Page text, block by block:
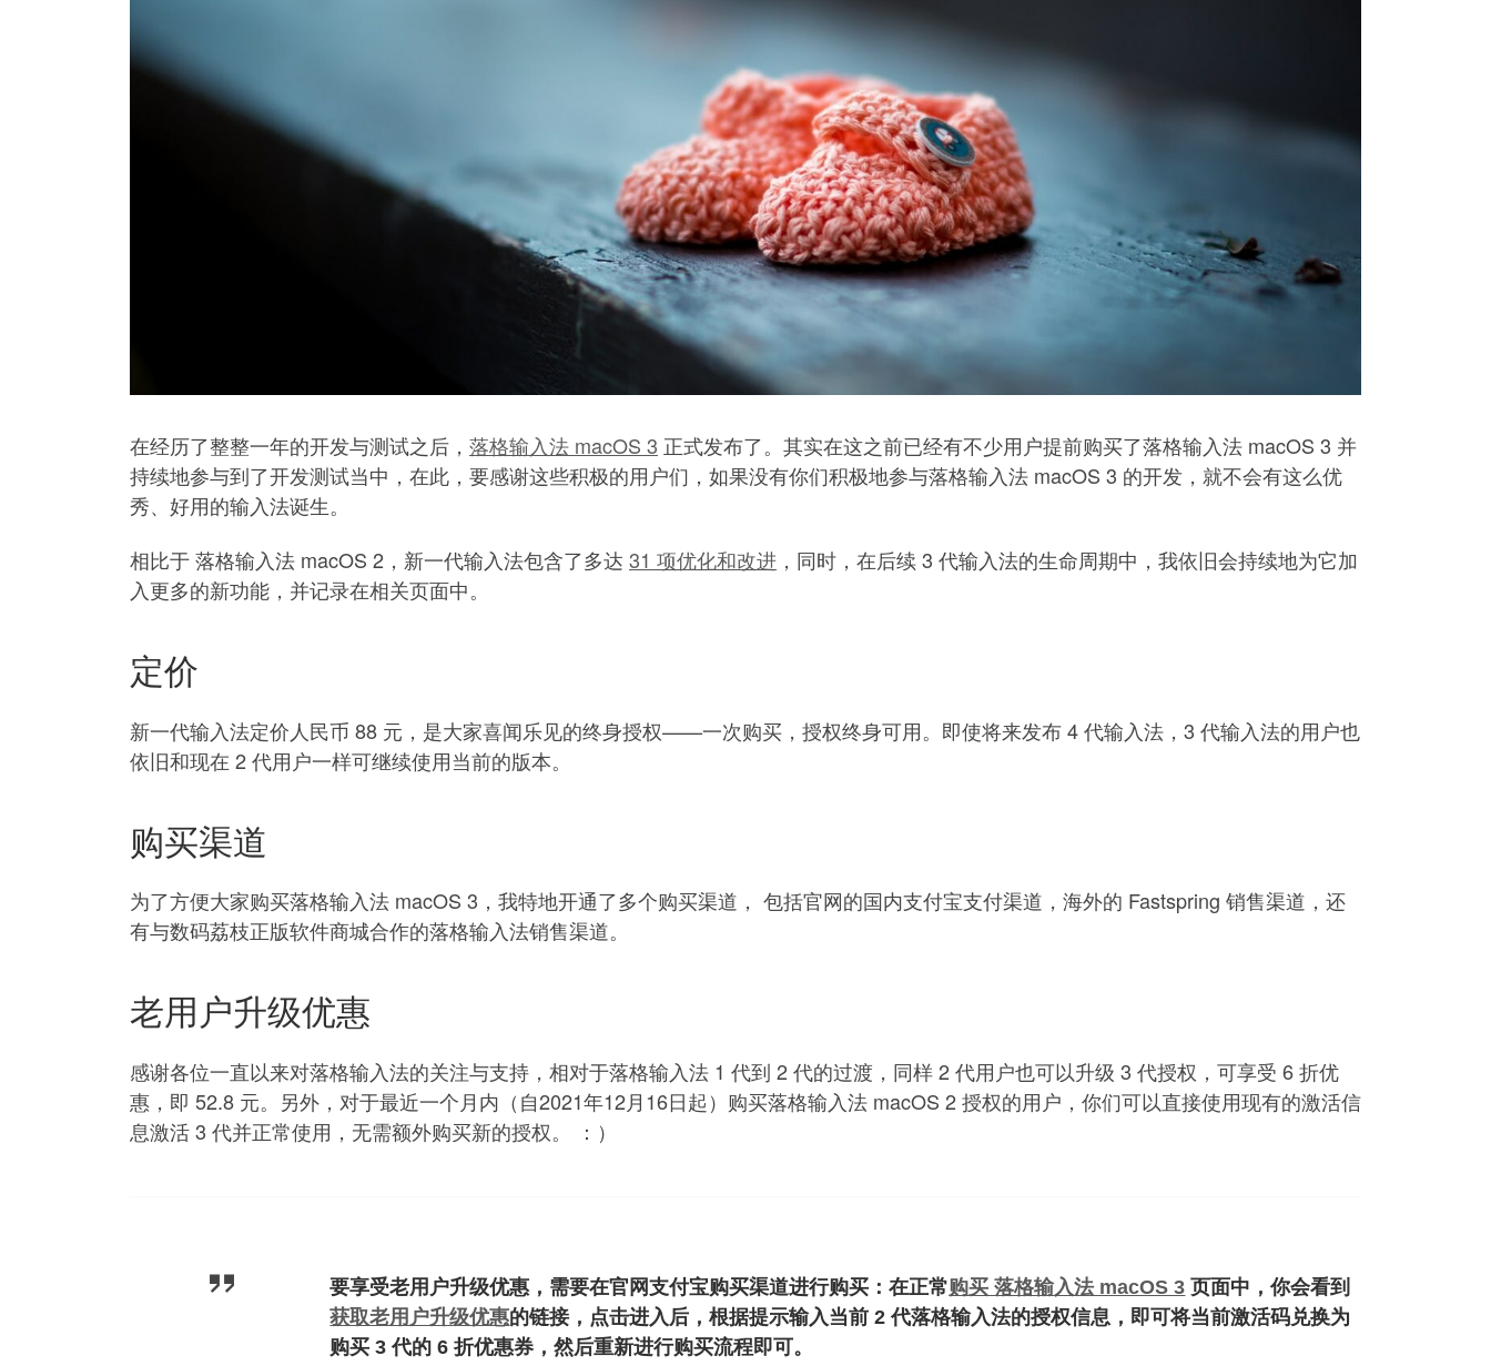
在经历了整整一年的开发与测试之后， 落格输入法 macOS 3 正式发布了。其实在这之前已经有不少用户提前购买了落格输入法 macOS 3 并
持续地参与到了开发测试当中，在此，要感谢这些积极的用户们，如果没有你们积极地参与落格输入法 macOS 3 的开发，就不会有这么优
秀、好用的输入法诞生。
相比于 落格输入法 macOS 2，新一代输入法包含了多达 31 项优化和改进 ，同时，在后续 3 代输入法的生命周期中，我依旧会持续地为它加
入更多的新功能，并记录在相关页面中。
定价
新一代输入法定价人民币 88 元，是大家喜闻乐见的终身授权——一次购买，授权终身可用。即使将来发布 4 代输入法，3 代输入法的用户也
依旧和现在 2 代用户一样可继续使用当前的版本。
购买渠道
为了方便大家购买落格输入法 macOS 3，我特地开通了多个购买渠道， 包括官网的国内支付宝支付渠道，海外的 Fastspring 销售渠道，还
有与数码荔枝正版软件商城合作的落格输入法销售渠道。
老用户升级优惠
感谢各位一直以来对落格输入法的关注与支持，相对于落格输入法 1 代到 2 代的过渡，同样 2 代用户也可以升级 3 代授权，可享受 6 折优
惠，即 52.8 元。另外，对于最近一个月内（自2021年12月16日起）购买落格输入法 macOS 2 授权的用户，你们可以直接使用现有的激活信
息激活 3 代并正常使用，无需额外购买新的授权。 ：）
要享受老用户升级优惠，需要在官网支付宝购买渠道进行购买：在正常购买 落格输入法 macOS 3 页面中，你会看到
获取老用户升级优惠的链接，点击进入后，根据提示输入当前 2 代落格输入法的授权信息，即可将当前激活码兑换为
购买 3 代的 6 折优惠券，然后重新进行购买流程即可。